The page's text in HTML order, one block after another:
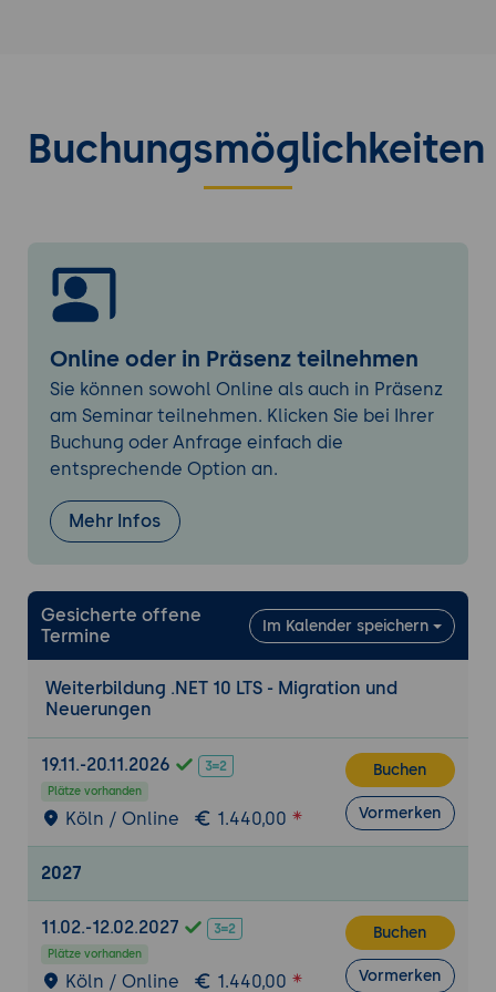
Literals, Lambda Updates, Primary
Constructors
Pattern Matching und Verbesserungen im
ASP.NET Core mit .NET 10
Minimal APIs 2.0 - neue Routing-
Funktionen und vereinfachte Bindings
Endpoint Filters, moderne
Authentifizierung, Caching und Rate
Limiting
Optimierte Middleware-Architektur und
Performance-Optimierungen im
Serverbetrieb
UI & Cross-Plattform mit Blazor & MAUI
Blazor United: Server & WebAssembly in
einem Projekt
Dynamisches Rendering, Navigation &
Performance
.NET MAUI - aktueller Stand, Stabilität,
neue Features
Blazor Hybrid & moderne Desktop-Apps
Cloud & Containerisierung
Hosting von .NET 10-Anwendungen in
Aktuelle Patterns für Containerisierung
und Serverless mit .NET
DevOps-Integration &
Buchungsmöglichkeiten
Online oder in Präsenz teilnehmen
Sie können sowohl Online als auch in Präsenz
am Seminar teilnehmen. Klicken Sie bei Ihrer
Buchung oder Anfrage einfach die
entsprechende Option an.
Mehr Infos
Gesicherte offene
Termine
Im Kalender speichern
Weiterbildung .NET 10 LTS - Migration und
Neuerungen
19.11.-20.11.2026
Plätze vorhanden
Köln / Online 1.440,00
Buchen
Vormerken
2027
11.02.-12.02.2027
Plätze vorhanden
Köln / Online 1.440,00
Buchen
Vormerken